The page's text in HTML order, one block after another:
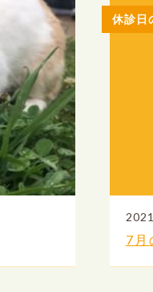
7月
休診日